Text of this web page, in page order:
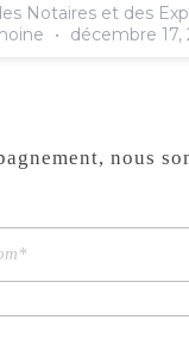
Notaires et des
décembre 17,
nous